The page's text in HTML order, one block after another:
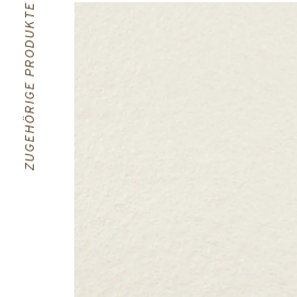
ZUGEHÖRIGE PRODUKTE